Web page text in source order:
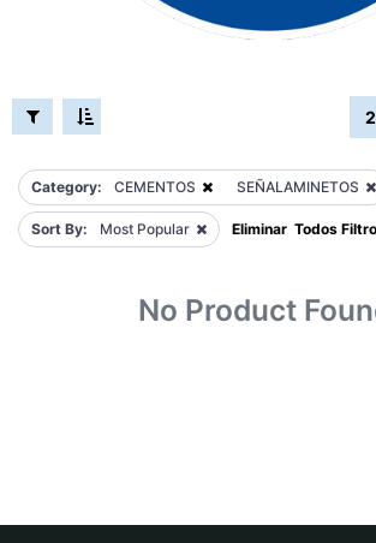
Category: CEMENTOS SEÑALAMINETOS
Sort By: Most Popular Eliminar Todos Filtro
No Product